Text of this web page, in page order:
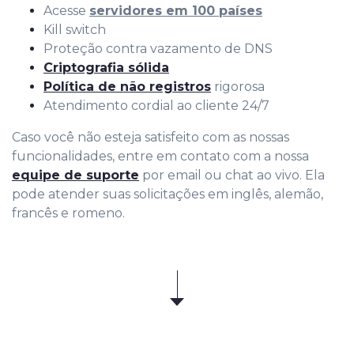
Acesse servidores em 100 países
Kill switch
Proteção contra vazamento de DNS
Criptografia sólida
Política de não registros rigorosa
Atendimento cordial ao cliente 24/7
Caso você não esteja satisfeito com as nossas
funcionalidades, entre em contato com a nossa
equipe de suporte por email ou chat ao vivo. Ela
pode atender suas solicitações em inglês, alemão,
francês e romeno.